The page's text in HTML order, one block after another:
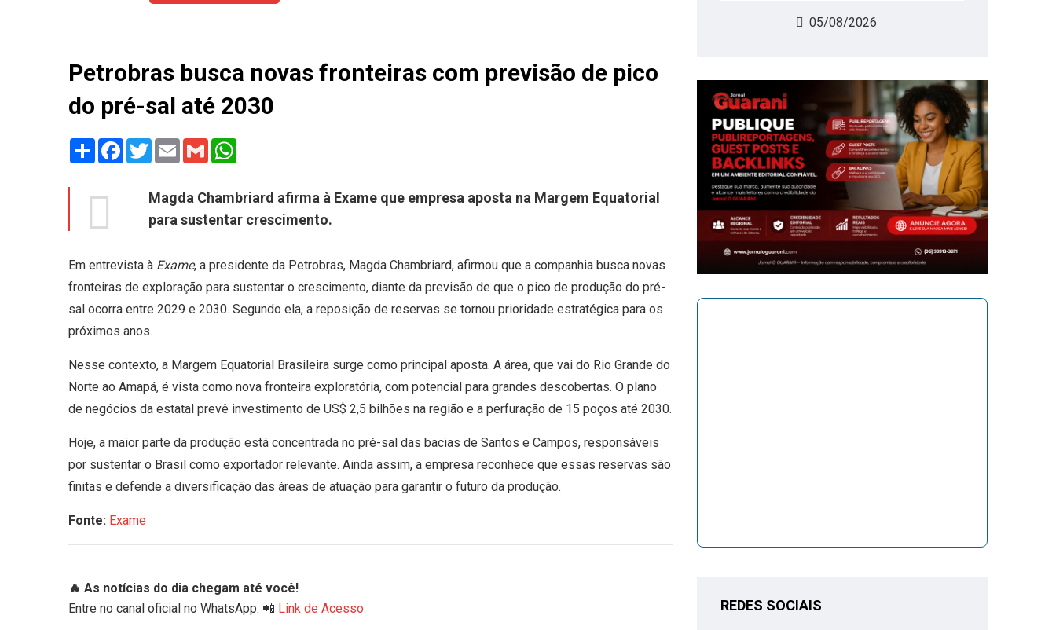
Petrobras busca novas fronteiras com previsão de pico
do pré-sal até 2030
Share Facebook
TwitterEmail Gmail
Magda Chambriard afirma à Exame que empresa aposta na Margem Equatorial
para sustentar crescimento.
Em entrevista à Exame, a presidente da Petrobras, Magda Chambriard, afirmou que a companhia busca novas
fronteiras de exploração para sustentar o crescimento, diante da previsão de que o pico de produção do pré-
sal ocorra entre 2029 e 2030. Segundo ela, a reposição de reservas se tornou prioridade estratégica para os
próximos anos.
Nesse contexto, a Margem Equatorial Brasileira surge como principal aposta. A área, que vai do Rio Grande do
Norte ao Amapá, é vista como nova fronteira exploratória, com potencial para grandes descobertas. O plano
de negócios da estatal prevê investimento de US$ 2,5 bilhões na região e a perfuração de 15 poços até 2030.
Hoje, a maior parte da produção está concentrada no pré-sal das bacias de Santos e Campos, responsáveis
por sustentar o Brasil como exportador relevante. Ainda assim, a empresa reconhece que essas reservas são
finitas e defende a diversificação das áreas de atuação para garantir o futuro da produção.
Fonte: Exame
🔥 As notícias do dia chegam até você!
Entre no canal oficial no WhatsApp: 📲 Link de Acesso
05/08/2026
REDES SOCIAIS